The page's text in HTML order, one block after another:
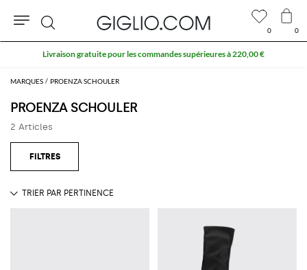
MARQUES PROENZA SCHOULER
PROENZA SCHOULER
2 Articles
0 0
Rechercher
Livraison gratuite pour les commandes supérieures à 220,00 €